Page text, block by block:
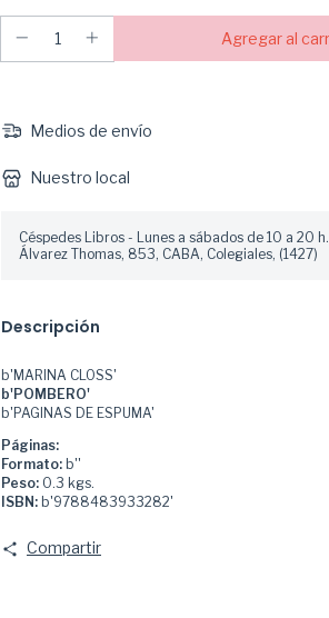
Medios de envío
Nuestro local
Céspedes Libros - Lunes a sábados de 10 a 20 h.
Álvarez Thomas, 853, CABA, Colegiales, (1427)
Descripción
b'MARINA CLOSS'
b'POMBERO'
b'PAGINAS DE ESPUMA'
Páginas:
Formato: b''
Peso: 0.3 kgs.
ISBN: b'9788483933282'
Compartir